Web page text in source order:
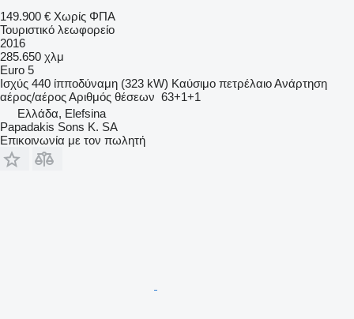
149.900 € Χωρίς ΦΠΑ
Τουριστικό λεωφορείο
2016
285.650 χλμ
Euro 5
Ισχύς 440 ίπποδύναμη (323 kW) Καύσιμο πετρέλαιοΑνάρτηση
αέρος/αέροςΑριθμός θέσεων 63+1+1
Ελλάδα, Elefsina
Papadakis Sons K. SA
Επικοινωνία με τον πωλητή